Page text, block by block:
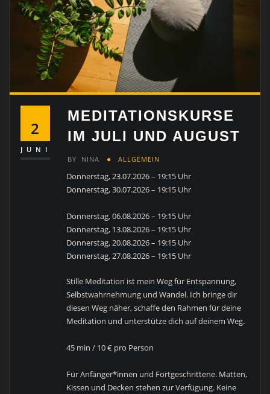
2
JUNI
MEDITATIONSKURSE
IM JULI UND AUGUST
BY NINA ALLGEMEIN
Donnerstag, 23.07.2026 – 19:15 Uhr
Donnerstag, 30.07.2026 – 19:15 Uhr
Donnerstag, 06.08.2026 – 19:15 Uhr
Donnerstag, 13.08.2026 – 19:15 Uhr
Donnerstag, 20.08.2026 – 19:15 Uhr
Donnerstag, 27.08.2026 – 19:15 Uhr
Stille Meditation ist mein Weg für Entspannung,
Selbstwahrnehmung und Wandel. Ich bringe dir
diesen Weg näher, schaffe den Rahmen für deine
Meditation und unterstütze dich auf deinem Weg.
45 min / 10 € pro Person
Für Anfänger*innen und Fortgeschrittene. Matten,
Kissen und Decken stehen zur Verfügung. Keine